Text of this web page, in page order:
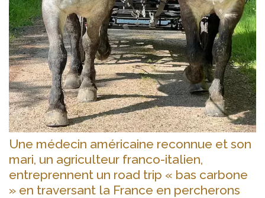
Une médecin américaine reconnue et son
mari, un agriculteur franco-italien,
entreprennent un road trip « bas carbone
» en traversant la France en percherons